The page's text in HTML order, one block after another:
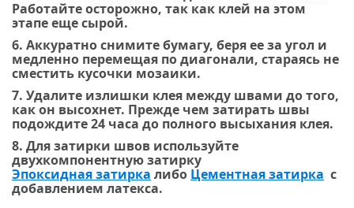
Работайте осторожно, так как клей на этом
этапе еще сырой.
6. Аккуратно снимите бумагу, беря ее за угол и
медленно перемещая по диагонали, стараясь не
сместить кусочки мозаики.
7. Удалите излишки клея между швами до того,
как он высохнет. Прежде чем затирать швы
подождите 24 часа до полного высыхания клея.
8. Для затирки швов используйте
двухкомпонентную затирку
Эпоксидная затирка либо Цементная затирка с
добавлением латекса.